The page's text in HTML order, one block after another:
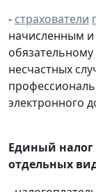
- страхователи
начисленным
несчастных
электронного
Единый
отдельных